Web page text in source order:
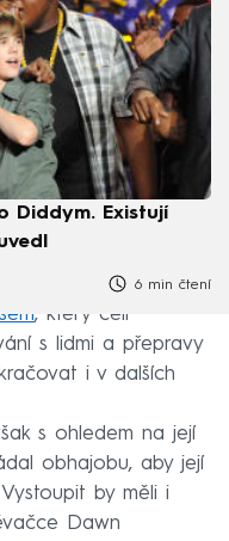
Diddym. Existují
6 min čtení
, který čelí
s lidmi a přepravy
i v dalších
s ohledem na její
obhajobu, aby její
by měli i
Dawn